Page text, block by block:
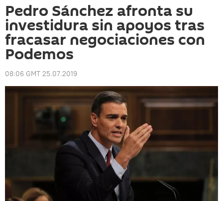
Pedro Sánchez afronta su
investidura sin apoyos tras
fracasar negociaciones con
Podemos
08:06 GMT 25.07.2019